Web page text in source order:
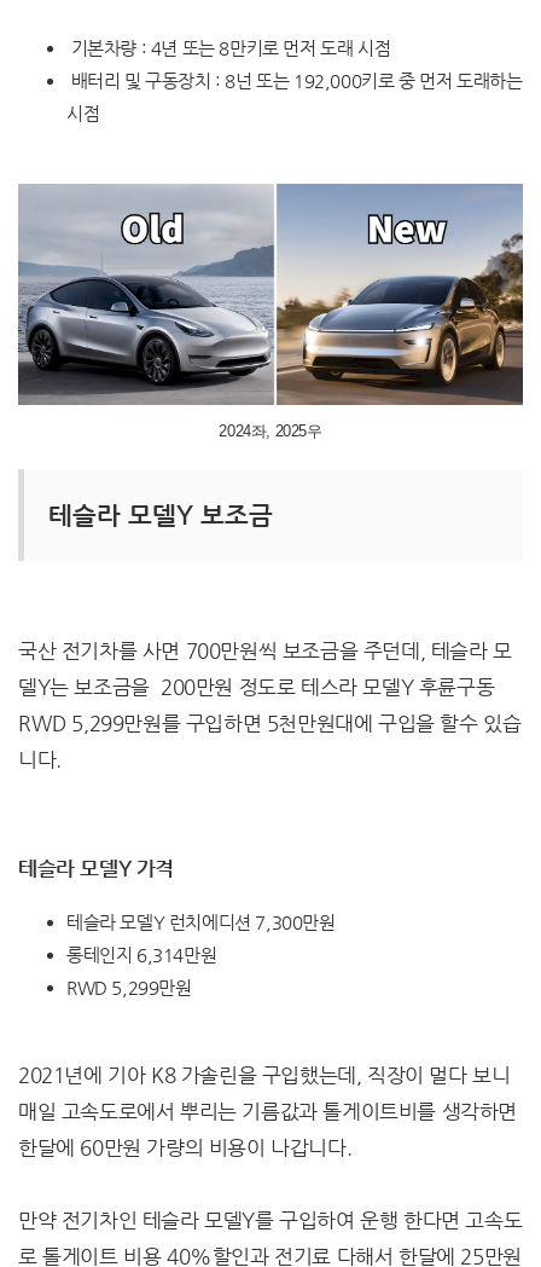
기본차량 : 4년 또는 8만키로 먼저 도래 시점
배터리 및 구동장치 : 8넌 또는 192,000키로 중 먼저 도래하는
시점
2024좌, 2025우
테슬라 모델Y 보조금
국산 전기차를 사면 700만원씩 보조금을 주던데, 테슬라 모
델Y는 보조금을 200만원 정도로 테스라 모델Y 후륜구동
RWD 5,299만원를 구입하면 5천만원대에 구입을 할수 있습
니다.
테슬라 모델Y 가격
테슬라 모델Y 런치에디션 7,300만원
롱테인지 6,314만원
RWD 5,299만원
2021년에 기아 K8 가솔린을 구입했는데, 직장이 멀다 보니
매일 고속도로에서 뿌리는 기름값과 톨게이트비를 생각하면
한달에 60만원 가량의 비용이 나갑니다.
만약 전기차인 테슬라 모델Y를 구입하여 운행 한다면 고속도
로 톨게이트 비용 40%할인과 전기료 다해서 한달에 25만원